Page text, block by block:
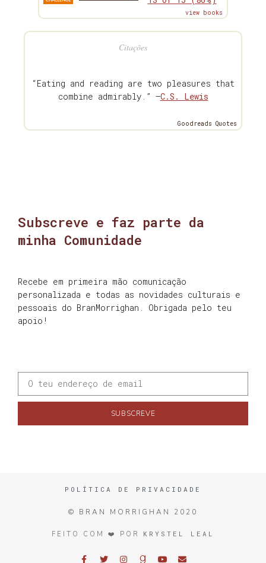
view books
Citações
“Eating and reading are two pleasures that
combine admirably.” —C.S. Lewis
Goodreads Quotes
Subscreve e faz parte da
minha Comunidade
Recebe em primeira mão comunicação
personalizada e todas as novidades culturais e
pessoais do BranMorrighan. Obrigada pelo teu
apoio!
SUBSCREVE
POLÍTICA DE PRIVACIDADE
© BRAN MORRIGHAN 2020
FEITO COM ❤️ POR KRYSTEL LEAL